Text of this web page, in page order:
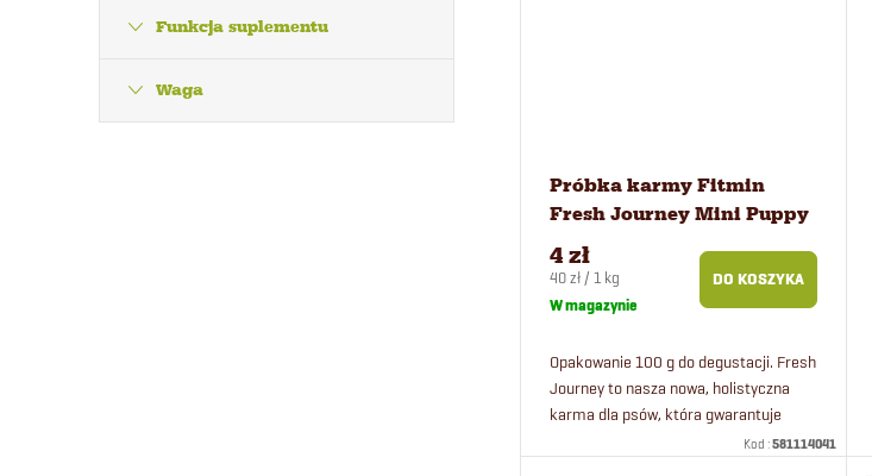
Funkcja suplementu
Waga
w
Próbka karmy Fitmin
Fresh Journey Mini Puppy
dla szczeniąt małych ras
100 g
4 zł
Cena
jednostkowa:
40 zł / 1 kg
W magazynie
DO KOSZYKA
Opakowanie 100 g do degustacji. Fresh
Journey to nasza nowa, holistyczna
karma dla psów, która gwarantuje
maksymalną świeżość – nawet o 80%
Kod :581114041